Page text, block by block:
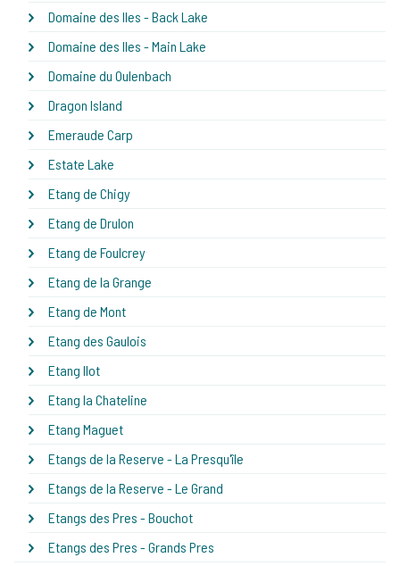
Domaine des Iles - Back Lake
Domaine des Iles - Main Lake
Domaine du Oulenbach
Dragon Island
Emeraude Carp
Estate Lake
Etang de Chigy
Etang de Drulon
Etang de Foulcrey
Etang de la Grange
Etang de Mont
Etang des Gaulois
Etang Ilot
Etang la Chateline
Etang Maguet
Etangs de la Reserve - La Presqu'île
Etangs de la Reserve - Le Grand
Etangs des Pres - Bouchot
Etangs des Pres - Grands Pres